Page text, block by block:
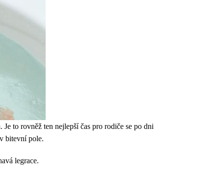
to rovněž ten nejlepší čas pro rodiče se po dni
bitevní pole.
legrace.